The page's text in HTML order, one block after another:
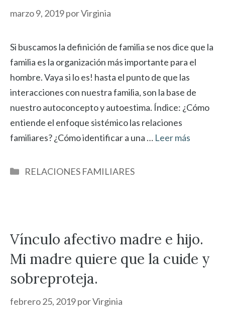
marzo 9, 2019porVirginia
Si buscamos la definición de familia se nos dice que la
familia es la organización más importante para el
hombre. Vaya si lo es! hasta el punto de que las
interacciones con nuestra familia, son la base de
nuestro autoconcepto y autoestima. Índice: ¿Cómo
entiende el enfoque sistémico las relaciones
familiares? ¿Cómo identificar a una … Leer más
Categorías
RELACIONES FAMILIARES
Vínculo afectivo madre e hijo.
Mi madre quiere que la cuide y
sobreproteja.
febrero 25, 2019porVirginia